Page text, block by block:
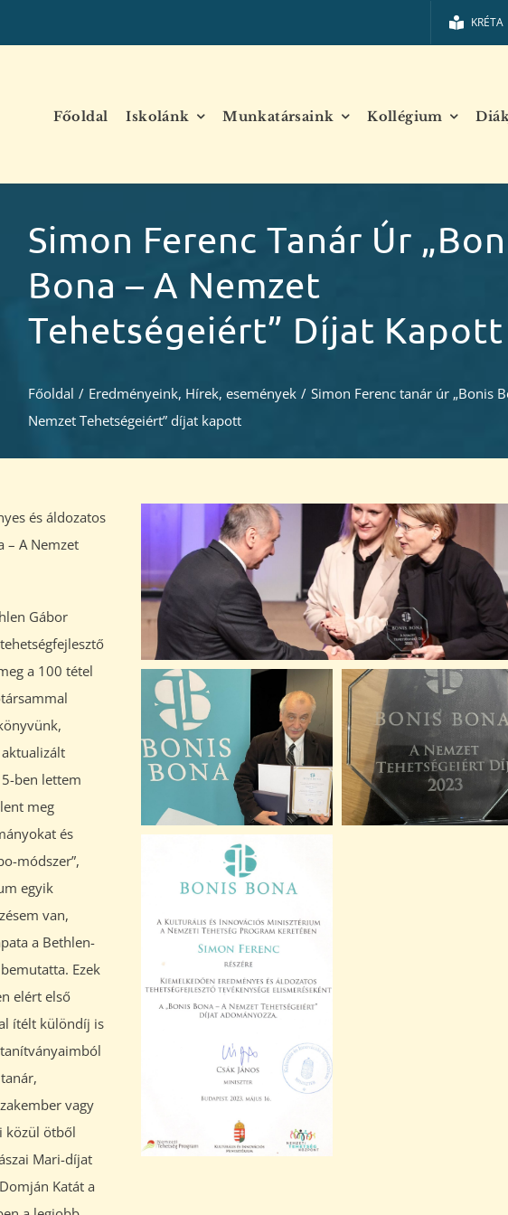
KRÉTA
Főoldal Iskolánk Munkatársaink Kollégium
Simon Ferenc Tanár Úr
Bona – A Nemzet
Tehetségeiért” Díjat Kapott
Főoldal / Eredményeink, Hírek, események / Simon Ferenc tanár úr „Bonis
Nemzet Tehetségeiért” díjat kapott
és áldozatos
– A Nemzet
Gábor
a 100 tétel
ben lettem
meg
és
módszer”,
egyik
van,
a Bethlen-
Ezek
elért első
ítélt különdíj is
vagy
közül ötből
Mari-díjat
Katát a